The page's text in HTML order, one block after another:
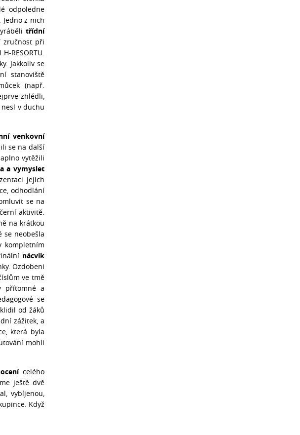
odpoledne
z nich
třídní
zručnost při
RESORTU.
Jakkoliv se
stanoviště
(např.
zhlédli,
v duchu
venkovní
se na další
vytěžili
a vymyslet
jejich
odhodlání
se na
aktivitě.
na krátkou
se neobešla
kompletním
nácvik
Ozdobeni
ve tmě
přítomné a
se
od žáků
zážitek, a
která byla
mohli
celého
ještě dvě
vybíjenou,
Když